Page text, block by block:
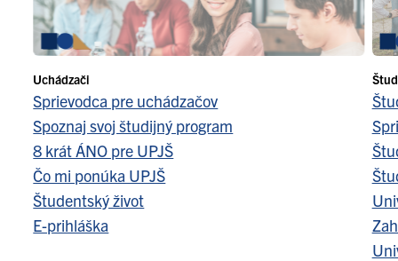
Uchádzači
Sprievodca pre uchádzačov
Spoznaj svoj študijný program
8 krát ÁNO pre UPJŠ
Čo mi ponúka UPJŠ
Študentský život
E-prihláška